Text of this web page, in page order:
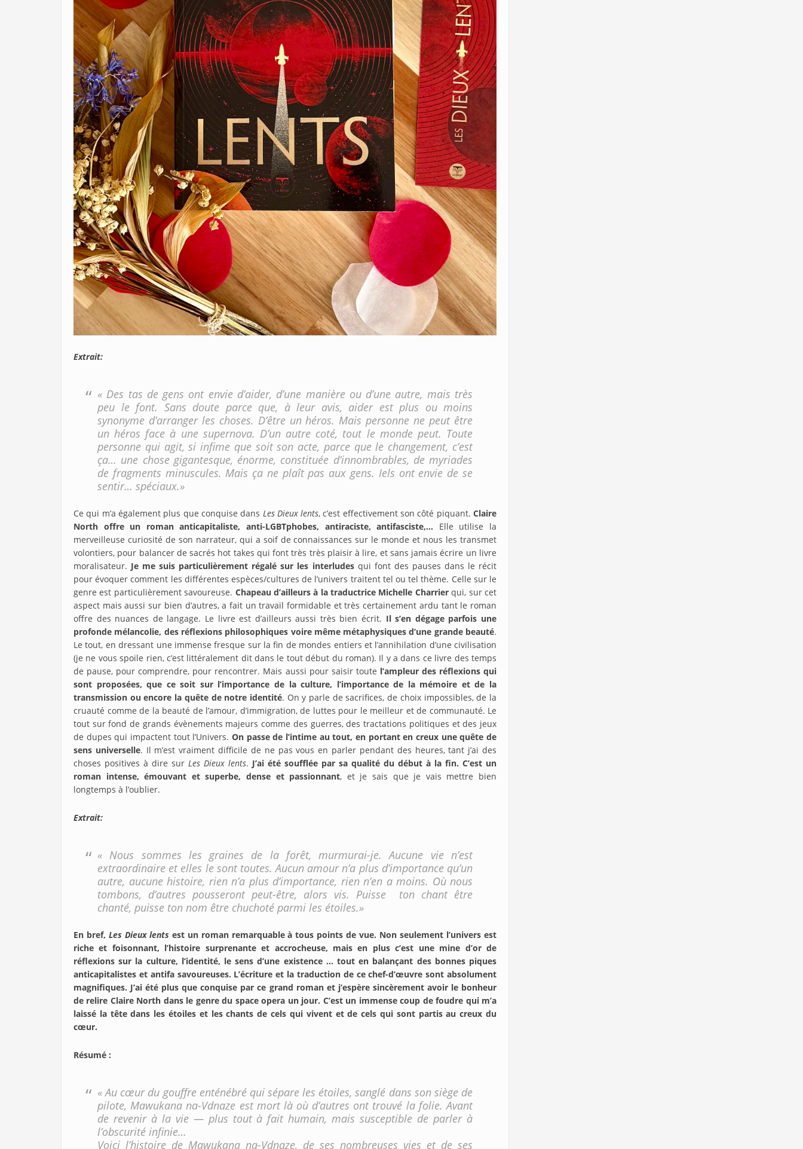
Extrait:
« Des tas de gens ont envie d’aider, d’une manière ou d’une autre, mais très
peu le font. Sans doute parce que, à leur avis, aider est plus ou moins
synonyme d’arranger les choses. D’être un héros. Mais personne ne peut être
un héros face à une supernova. D’un autre coté, tout le monde peut. Toute
personne qui agit, si infime que soit son acte, parce que le changement, c’est
ça… une chose gigantesque, énorme, constituée d’innombrables, de myriades
de fragments minuscules. Mais ça ne plaît pas aux gens. Iels ont envie de se
sentir… spéciaux.»
Ce qui m’a également plus que conquise dans Les Dieux lents, c’est effectivement son côté piquant. Claire
North offre un roman anticapitaliste, anti-LGBTphobes, antiraciste, antifasciste,… Elle utilise la
merveilleuse curiosité de son narrateur, qui a soif de connaissances sur le monde et nous les transmet
volontiers, pour balancer de sacrés hot takes qui font très très plaisir à lire, et sans jamais écrire un livre
moralisateur. Je me suis particulièrement régalé sur les interludes qui font des pauses dans le récit
pour évoquer comment les différentes espèces/cultures de l’univers traitent tel ou tel thème. Celle sur le
genre est particulièrement savoureuse. Chapeau d’ailleurs à la traductrice Michelle Charrierqui, sur cet
aspect mais aussi sur bien d’autres, a fait un travail formidable et très certainement ardu tant le roman
offre des nuances de langage. Le livre est d’ailleurs aussi très bien écrit. Il s’en dégage parfois une
profonde mélancolie, des réflexions philosophiques voire même métaphysiques d’une grande beauté.
Le tout, en dressant une immense fresque sur la fin de mondes entiers et l’annihilation d’une civilisation
(je ne vous spoile rien, c’est littéralement dit dans le tout début du roman). Il y a dans ce livre des temps
de pause, pour comprendre, pour rencontrer. Mais aussi pour saisir toute l’ampleur des réflexions qui
sont proposées, que ce soit sur l’importance de la culture, l’importance de la mémoire et de la
transmission ou encore la quête de notre identité. On y parle de sacrifices, de choix impossibles, de la
cruauté comme de la beauté de l’amour, d’immigration, de luttes pour le meilleur et de communauté. Le
tout sur fond de grands évènements majeurs comme des guerres, des tractations politiques et des jeux
de dupes qui impactent tout l’Univers. On passe de l’intime au tout, en portant en creux une quête de
sens universelle. Il m’est vraiment difficile de ne pas vous en parler pendant des heures, tant j’ai des
choses positives à dire sur Les Dieux lents. J’ai été soufflée par sa qualité du début à la fin. C’est un
roman intense, émouvant et superbe, dense et passionnant, et je sais que je vais mettre bien
longtemps à l’oublier.
Extrait:
« Nous sommes les graines de la forêt, murmurai-je. Aucune vie n’est
extraordinaire et elles le sont toutes. Aucun amour n’a plus d’importance qu’un
autre, aucune histoire, rien n’a plus d’importance, rien n’en a moins. Où nous
tombons, d’autres pousseront peut-être, alors vis. Puisse ton chant être
chanté, puisse ton nom être chuchoté parmi les étoiles.»
En bref, Les Dieux lents est un roman remarquable à tous points de vue. Non seulement l’univers est
riche et foisonnant, l’histoire surprenante et accrocheuse, mais en plus c’est une mine d’or de
réflexions sur la culture, l’identité, le sens d’une existence … tout en balançant des bonnes piques
anticapitalistes et antifa savoureuses. L’écriture et la traduction de ce chef-d’œuvre sont absolument
magnifiques. J’ai été plus que conquise par ce grand roman et j’espère sincèrement avoir le bonheur
de relire Claire North dans le genre du space opera un jour. C’est un immense coup de foudre qui m’a
laissé la tête dans les étoiles et les chants de cels qui vivent et de cels qui sont partis au creux du
cœur.
Résumé :
« Au cœur du gouffre enténébré qui sépare les étoiles, sanglé dans son siège de
pilote, Mawukana na-Vdnaze est mort là où d’autres ont trouvé la folie. Avant
de revenir à la vie — plus tout à fait humain, mais susceptible de parler à
l’obscurité infinie…
Voici l’histoire de Mawukana na-Vdnaze, de ses nombreuses vies et de ses